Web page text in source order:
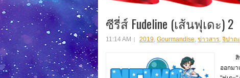
ซีรี่ส์ Fudeline (เส้นฟุเดะ) 2
11:14 AM 2019, Gourmandise, ข่าวสาร, จิปาถะ
สินค้า
ออกม